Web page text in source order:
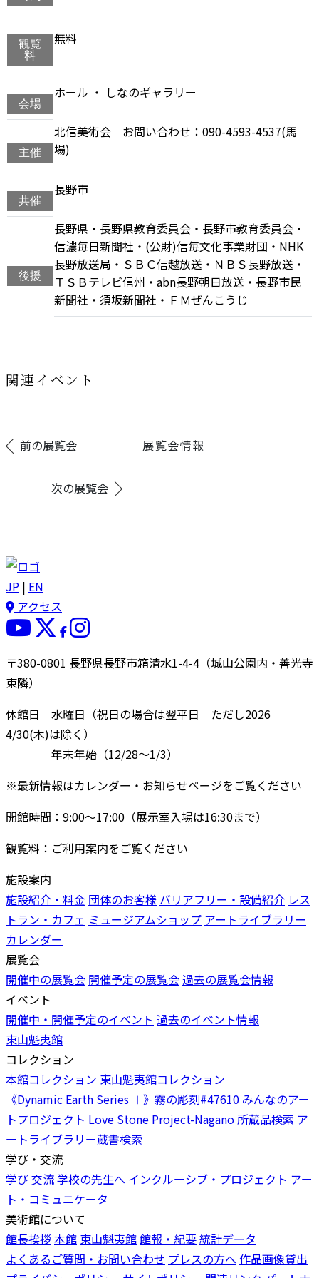
観覧
料
無料
会場
ホール ・ しなのギャラリー
主催
北信美術会 お問い合わせ：090-4593-4537(馬
場)
共催
長野市
後援
長野県・長野県教育委員会・長野市教育委員会・
信濃毎日新聞社・(公財)信毎文化事業財団・NHK
長野放送局・ＳＢＣ信越放送・ＮＢＳ長野放送・
ＴＳＢテレビ信州・abn長野朝日放送・長野市民
新聞社・須坂新聞社・ＦＭぜんこうじ
関連イベント
前の展覧会 展覧会情報
次の展覧会
JP | EN
アクセス
〒380-0801 長野県長野市箱清水1-4-4（城山公園内・善光寺
東隣）
休館日 水曜日（祝日の場合は翌平日 ただし2026
4/30(木)は除く）
年末年始（12/28〜1/3）
※最新情報はカレンダー・お知らせページをご覧ください
開館時間：9:00〜17:00（展示室入場は16:30まで）
観覧料：ご利用案内をご覧ください
施設案内
施設紹介・料金 団体のお客様 バリアフリー・設備紹介 レス
トラン・カフェ ミュージアムショップ アートライブラリー
カレンダー
展覧会
開催中の展覧会 開催予定の展覧会過去の展覧会情報
イベント
開催中・開催予定のイベント 過去のイベント情報
東山魁夷館
コレクション
本館コレクション 東山魁夷館コレクション
《Dynamic Earth Series Ⅰ》霧の彫刻#47610 みんなのアー
トプロジェクト Love Stone Project-Nagano所蔵品検索 ア
ートライブラリー蔵書検索
学び・交流
学び 交流学校の先生へ インクルーシブ・プロジェクト アー
ト・コミュニケータ
美術館について
館長挨拶本館 東山魁夷館館報・紀要統計データ
よくあるご質問・お問い合わせ プレスの方へ 作品画像貸出